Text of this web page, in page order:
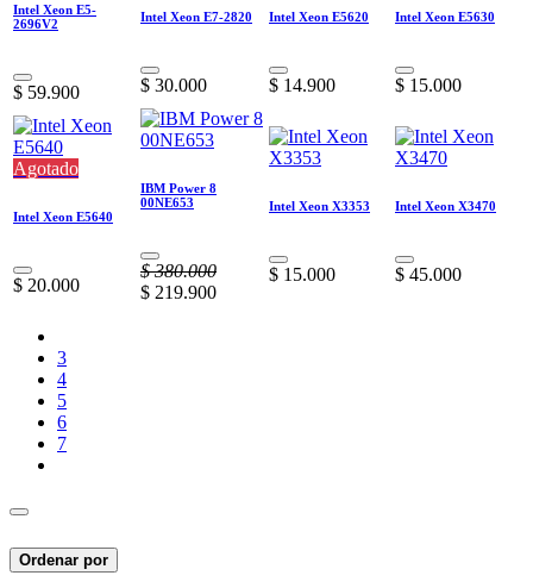
Intel Xeon E5-
2696V2
$ 59.900
Intel Xeon E7-2820
$ 30.000
Intel Xeon E5620
$ 14.900
Intel Xeon E5630
$ 15.000
Agotado
Intel Xeon E5640
$ 20.000
IBM Power 8
00NE653
$380.000
$ 219.900
Intel Xeon X3353
$ 15.000
Intel Xeon X3470
$ 45.000
3
4
5
6
7
Ordenar por